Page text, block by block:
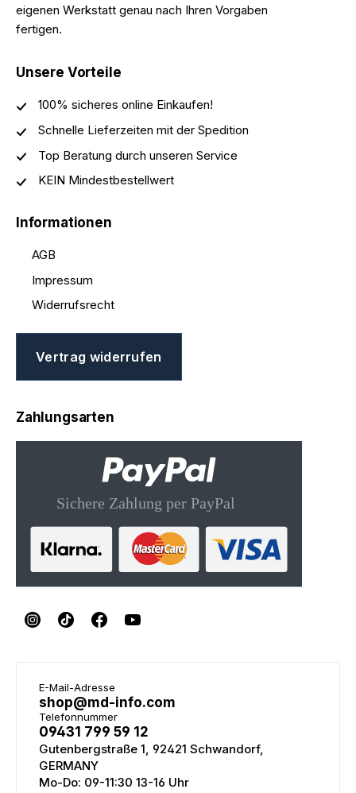
eigenen Werkstatt genau nach Ihren Vorgaben
fertigen.
Unsere Vorteile
100% sicheres online Einkaufen!
Schnelle Lieferzeiten mit der Spedition
Top Beratung durch unseren Service
KEIN Mindestbestellwert
Informationen
AGB
Impressum
Widerrufsrecht
Vertrag widerrufen
Zahlungsarten
E-Mail-Adresse
shop@md-info.com
Telefonnummer
09431 799 59 12
Gutenbergstraße 1, 92421 Schwandorf,
GERMANY
Mo-Do: 09-11:30 13-16 Uhr